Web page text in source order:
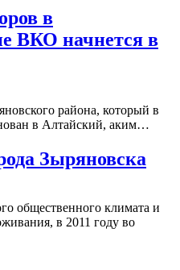
в
ВКО начнется в
района, который в
в Алтайский, аким…
Зыряновска
общественного климата и
в 2011 году во